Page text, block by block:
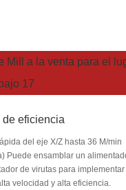
de eficiencia
del eje X/Z hasta 36 M/min
Puede ensamblar un
de virutas para implementar
velocidad y alta eficiencia.